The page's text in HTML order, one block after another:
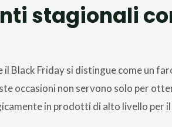
stagionali
Black Friday si distingue come un
occasioni non servono solo per
in prodotti di alto livello per